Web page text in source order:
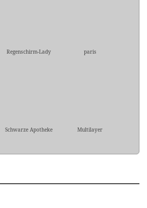
Regenschirm-Lady paris
Schwarze Apotheke Multilayer